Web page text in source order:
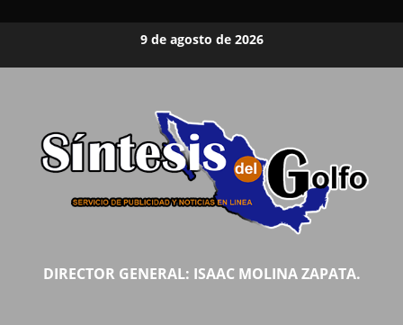
9 de agosto de 2026
DIRECTOR GENERAL: ISAAC MOLINA ZAPATA.